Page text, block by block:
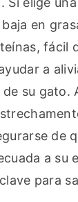
en
fácil
a
su gato.
de
a su
para